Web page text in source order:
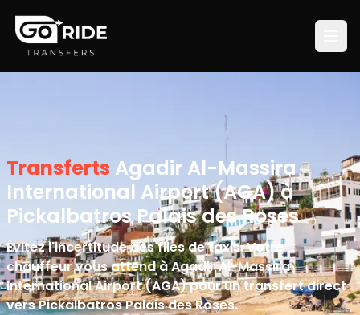
Transferts Agadir Al-Massira
International Airport (AGA) à
Pickalbatros Palais des Roses
Évitez l'incertitude des files de taxis. Votre
chauffeur vous attend à Agadir Al-Massira
International Airport (AGA) pour un transfert direct
vers Pickalbatros Palais des Roses.